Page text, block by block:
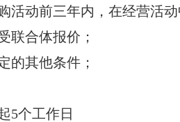
活动前三年内，在经营活
联合体报价；
的其他条件；
5个工作日